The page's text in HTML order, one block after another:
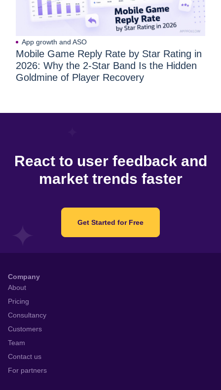
App growth and ASO
Mobile Game Reply Rate by Star Rating in
2026: Why the 2-Star Band Is the Hidden
Goldmine of Player Recovery
React to user feedback and
market trends faster
Get Started for Free
Company
About
Pricing
Consultancy
Customers
Team
Contact us
For partners